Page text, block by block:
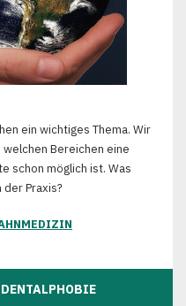
ein wichtiges Thema. Wir
Bereichen eine
schon möglich ist. Was
Praxis?